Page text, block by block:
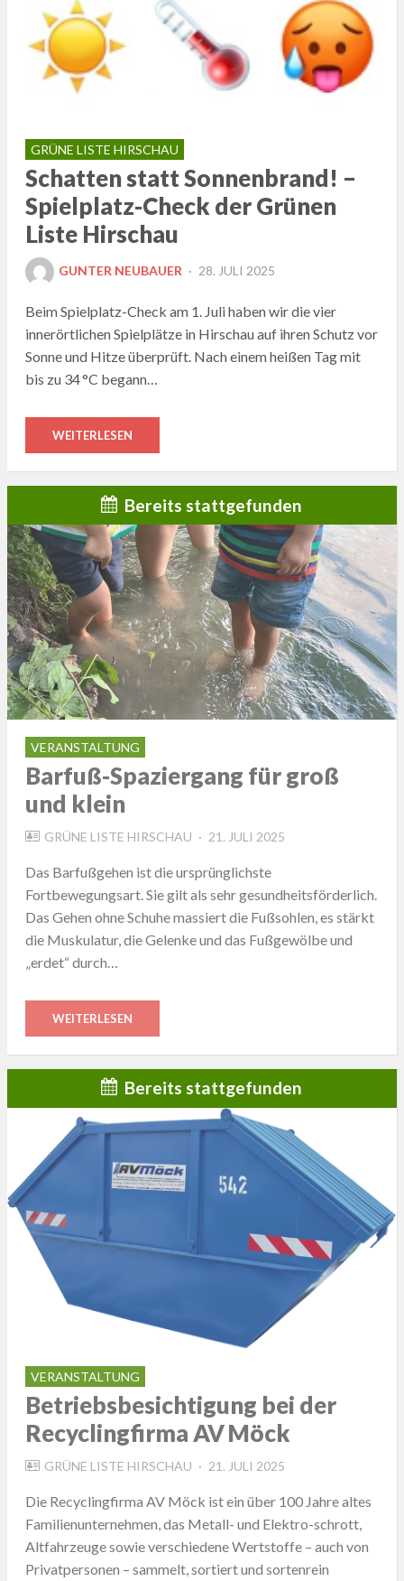
GRÜNE LISTE HIRSCHAU
Schatten statt Sonnenbrand! –
Spielplatz-Check der Grünen
Liste Hirschau
GUNTER NEUBAUER
POSTED
28. JULI 2025
Beim Spielplatz-Check am 1. Juli haben wir die vier
innerörtlichen Spielplätze in Hirschau auf ihren Schutz vor
Sonne und Hitze überprüft. Nach einem heißen Tag mit
bis zu 34 °C begann…
WEITERLESEN
Bereits stattgefunden
VERANSTALTUNG
Barfuß-Spaziergang für groß
und klein
GRÜNE LISTE HIRSCHAU
POSTED
21. JULI 2025
Das Barfußgehen ist die ursprünglichste
Fortbewegungsart. Sie gilt als sehr gesundheitsförderlich.
Das Gehen ohne Schuhe massiert die Fußsohlen, es stärkt
die Muskulatur, die Gelenke und das Fußgewölbe und
„erdet“ durch…
WEITERLESEN
Bereits stattgefunden
VERANSTALTUNG
Betriebsbesichtigung bei der
Recyclingfirma AV Möck
GRÜNE LISTE HIRSCHAU
POSTED
21. JULI 2025
Die Recyclingfirma AV Möck ist ein über 100 Jahre altes
Familienunternehmen, das Metall- und Elektro-schrott,
Altfahrzeuge sowie verschiedene Wertstoffe – auch von
Privatpersonen – sammelt, sortiert und sortenrein